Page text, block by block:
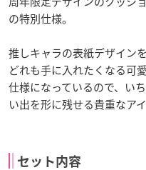
の特別仕様。
推しキャラの表紙デザイン
どれも手に入れたくなる可
仕様になっているので、い
い出を形に残せる貴重なア
セット内容